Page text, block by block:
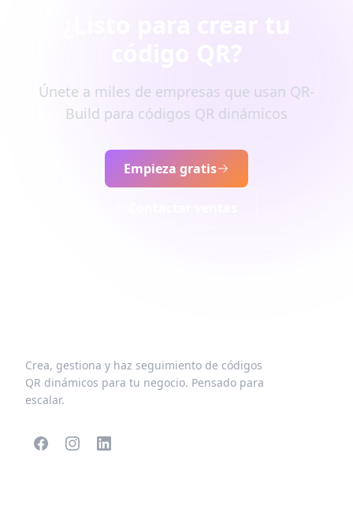
Únete a miles de empresas que usan QR-
Build para códigos QR dinámicos
Empieza gratis
Crea, gestiona y haz seguimiento de códigos
QR dinámicos para tu negocio. Pensado para
escalar.